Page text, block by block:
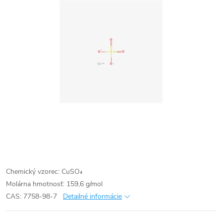
Chemický vzorec: CuSO₄
Molárna hmotnosť: 159,6 g/mol
CAS: 7758-98-7
Detailné informácie